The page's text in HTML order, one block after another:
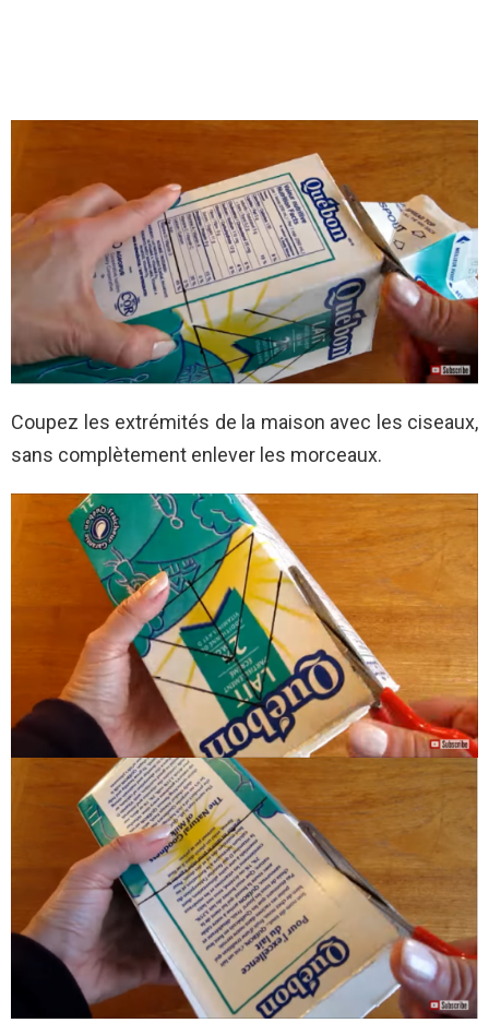
Coupez les extrémités de la maison avec les ciseaux,
sans complètement enlever les morceaux.